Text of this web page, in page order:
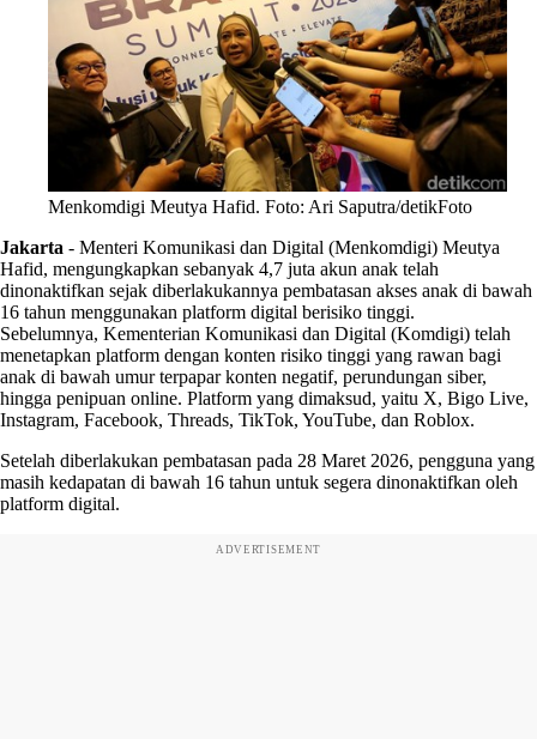
Menkomdigi Meutya Hafid. Foto: Ari Saputra/detikFoto
Jakarta - Menteri Komunikasi dan Digital (Menkomdigi) Meutya
Hafid, mengungkapkan sebanyak 4,7 juta akun anak telah
dinonaktifkan sejak diberlakukannya pembatasan akses anak di bawah
16 tahun menggunakan platform digital berisiko tinggi.
Sebelumnya, Kementerian Komunikasi dan Digital (Komdigi) telah
menetapkan platform dengan konten risiko tinggi yang rawan bagi
anak di bawah umur terpapar konten negatif, perundungan siber,
hingga penipuan online. Platform yang dimaksud, yaitu X, Bigo Live,
Instagram, Facebook, Threads, TikTok, YouTube, dan Roblox.
Setelah diberlakukan pembatasan pada 28 Maret 2026, pengguna yang
masih kedapatan di bawah 16 tahun untuk segera dinonaktifkan oleh
platform digital.
ADVERTISEMENT